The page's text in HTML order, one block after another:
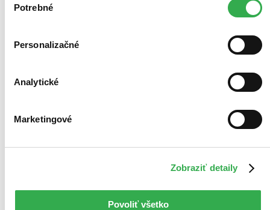
keby sme mohli používať všetky tieto cookies. Ďakujeme!
súhlasu
Potrebné
Personalizačné
Analytické
Marketingové
Zobraziť detaily
Povoliť všetko